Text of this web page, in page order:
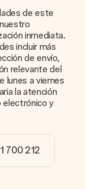
utilizar fotos
de la imagen,
al cliente e
encargar.
editor. ¿Es
de un formato
con
el regalo que
de este
inmediata.
incluir más
de envío,
relevante del
lunes a viernes
la atención
electrónico y
700 212